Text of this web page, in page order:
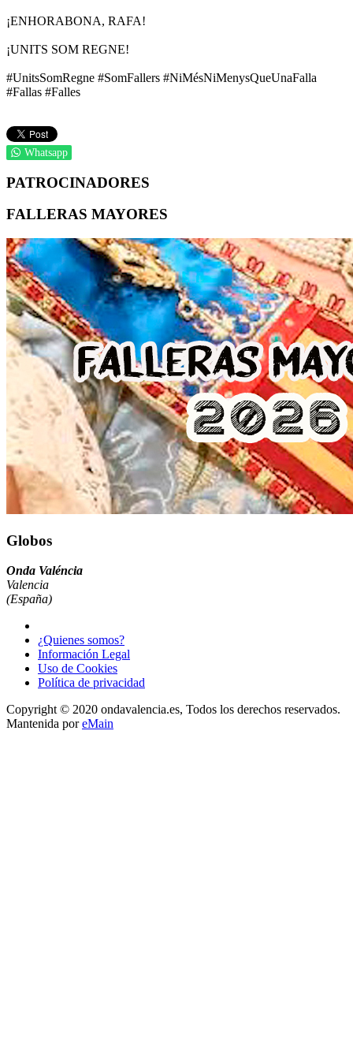
¡ENHORABONA, RAFA!
¡UNITS SOM REGNE!
#UnitsSomRegne #SomFallers #NiMésNiMenysQueUnaFalla
#Fallas #Falles
Whatsapp
PATROCINADORES
FALLERAS MAYORES
Globos
Onda Valéncia
Valencia
(España)
¿Quienes somos?
Información Legal
Uso de Cookies
Política de privacidad
Copyright © 2020 ondavalencia.es, Todos los derechos reservados.
Mantenida poreMain